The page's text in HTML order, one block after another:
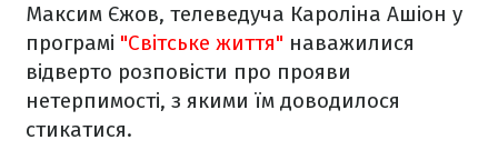
Максим Єжов, телеведуча Кароліна Ашіон у
програмі "Світське життя" наважилися
відверто розповісти про прояви
нетерпимості, з якими їм доводилося
стикатися.